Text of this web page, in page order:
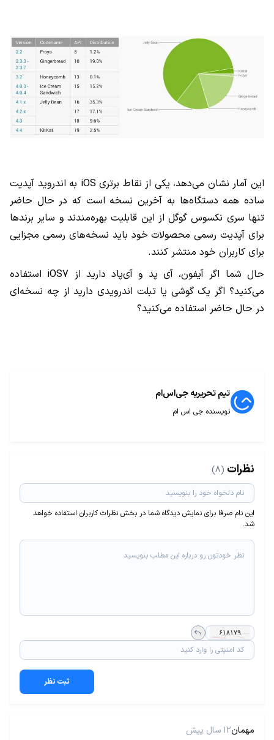
این آمار نشان می‌دهد، یکی از نقاط برتری iOS به اندروید آپدیت
ساده همه دستگاه‌ها به آخرین نسخه است که در حال حاضر
تنها سری نکسوس گوگل از این قابلیت بهره‌مندند و سایر برندها
برای آپدیت رسمی محصولات خود باید نسخه‌های رسمی مجزایی
برای کاربران خود منتشر کنند.
حال شما اگر آیفون، آی پد و آی‌پاد دارید از iOS7 استفاده
می‌کنید؟ اگر یک گوشی یا تبلت اندرویدی دارید از چه نسخه‌ای
در حال حاضر استفاده می‌کنید؟
تیم تحریریه جی‌اس‌ام
نویسنده جی اس ام
نظرات (8)
این نام صرفا برای نمایش دیدگاه شما در بخش نظرات کاربران استفاده خواهد
شد.
ثبت نظر
مهمان12 سال پیش